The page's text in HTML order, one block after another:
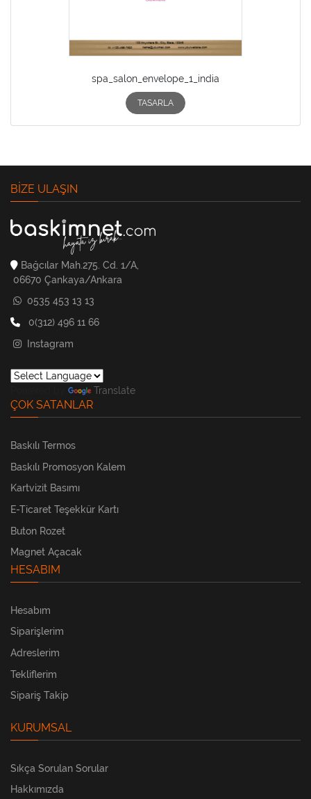
spa_salon_envelope_1_india
TASARLA
BIZE ULAŞIN
Bağcılar Mah.275. Cd. 1/A,
06670 Çankaya/Ankara
0535 453 13 13
0(312) 496 11 66
Instagram
Translate
ÇOK SATANLAR
Baskılı Termos
Baskılı Promosyon Kalem
Kartvizit Basımı
E-Ticaret Teşekkür Kartı
Buton Rozet
Magnet Açacak
HESABIM
Hesabım
Siparişlerim
Adreslerim
Tekliflerim
Sipariş Takip
KURUMSAL
Sıkça Sorulan Sorular
Hakkımızda